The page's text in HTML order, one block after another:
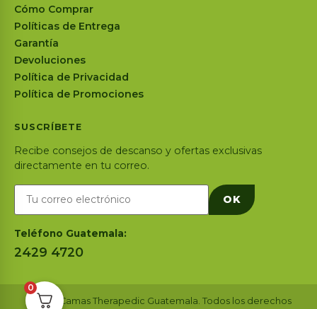
Cómo Comprar
Políticas de Entrega
Garantía
Devoluciones
Política de Privacidad
Política de Promociones
SUSCRÍBETE
Recibe consejos de descanso y ofertas exclusivas
directamente en tu correo.
OK
Teléfono Guatemala:
2429 4720
© 2026 Camas Therapedic Guatemala. Todos los derechos
0